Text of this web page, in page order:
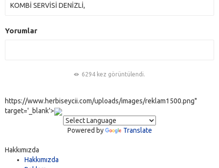
KOMBİ SERVİSİ DENİZLİ,
Yorumlar
6294 kez görüntülendi.
https://www.herbiseycii.com/uploads/images/reklam1500.png"
target='_blank'>
Powered by Translate
Hakkımızda
Hakkımızda